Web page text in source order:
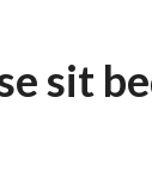
sit